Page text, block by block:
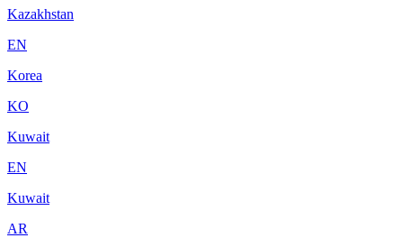
Kazakhstan
EN
Korea
KO
Kuwait
EN
Kuwait
AR